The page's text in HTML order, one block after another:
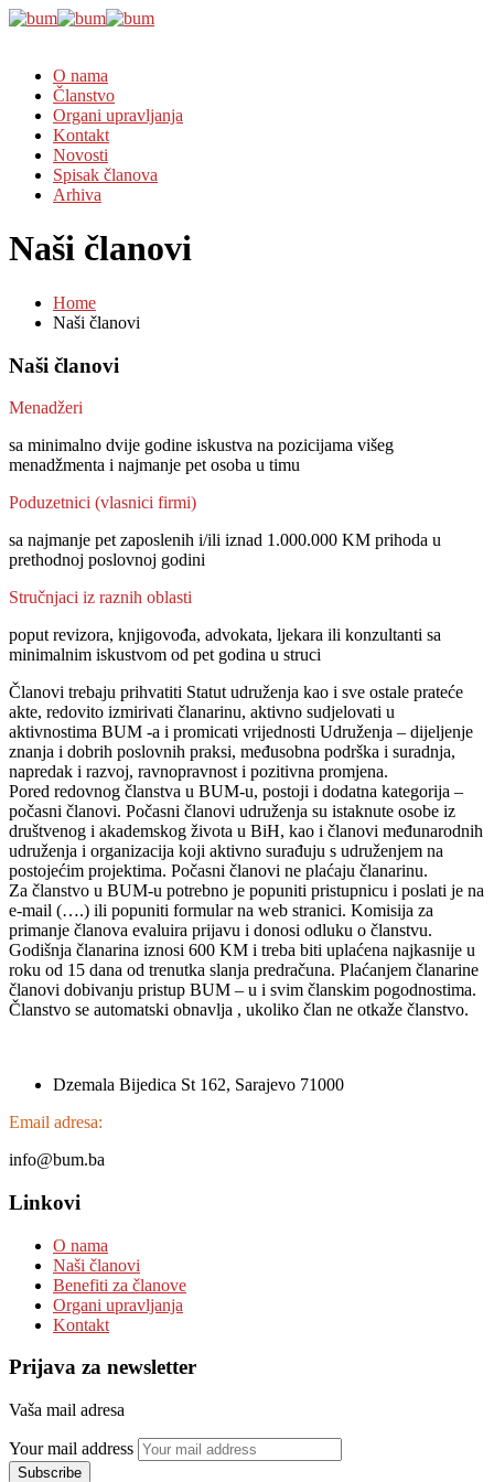
O nama
Članstvo
Organi upravljanja
Kontakt
Novosti
Spisak članova
Arhiva
Naši članovi
Home
Naši članovi
Naši članovi
Menadžeri
sa minimalno dvije godine iskustva na pozicijama višeg
menadžmenta i najmanje pet osoba u timu
Poduzetnici (vlasnici firmi)
sa najmanje pet zaposlenih i/ili iznad 1.000.000 KM prihoda u
prethodnoj poslovnoj godini
Stručnjaci iz raznih oblasti
poput revizora, knjigovođa, advokata, ljekara ili konzultanti sa
minimalnim iskustvom od pet godina u struci
Članovi trebaju prihvatiti Statut udruženja kao i sve ostale prateće
akte, redovito izmirivati članarinu, aktivno sudjelovati u
aktivnostima BUM -a i promicati vrijednosti Udruženja – dijeljenje
znanja i dobrih poslovnih praksi, međusobna podrška i suradnja,
napredak i razvoj, ravnopravnost i pozitivna promjena.
Pored redovnog članstva u BUM-u, postoji i dodatna kategorija –
počasni članovi. Počasni članovi udruženja su istaknute osobe iz
društvenog i akademskog života u BiH, kao i članovi međunarodnih
udruženja i organizacija koji aktivno surađuju s udruženjem na
postojećim projektima. Počasni članovi ne plaćaju članarinu.
Za članstvo u BUM-u potrebno je popuniti pristupnicu i poslati je na
e-mail (….) ili popuniti formular na web stranici. Komisija za
primanje članova evaluira prijavu i donosi odluku o članstvu.
Godišnja članarina iznosi 600 KM i treba biti uplaćena najkasnije u
roku od 15 dana od trenutka slanja predračuna. Plaćanjem članarine
članovi dobivanju pristup BUM – u i svim članskim pogodnostima.
Članstvo se automatski obnavlja , ukoliko član ne otkaže članstvo.
Dzemala Bijedica St 162, Sarajevo 71000
Email adresa:
info@bum.ba
Linkovi
O nama
Naši članovi
Benefiti za članove
Organi upravljanja
Kontakt
Prijava za newsletter
Vaša mail adresa
Your mail address